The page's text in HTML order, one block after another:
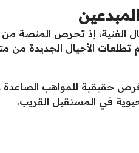
الفنية، إذ تحرص المنصة
تطلعات الأجيال الجديدة
للمواهب الصاعدة
في المستقبل القريب.